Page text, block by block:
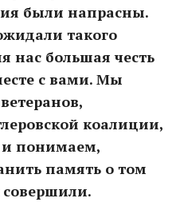
были напрасны.
такого
нас большая честь
с вами. Мы
коалиции,
и понимаем,
память о том